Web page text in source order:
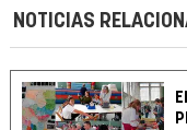
NOTICIAS